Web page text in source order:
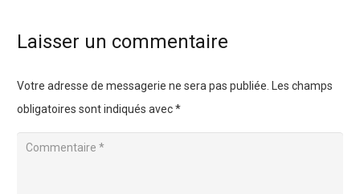
Laisser un commentaire
Votre adresse de messagerie ne sera pas publiée.
Les champs
obligatoires sont indiqués avec*